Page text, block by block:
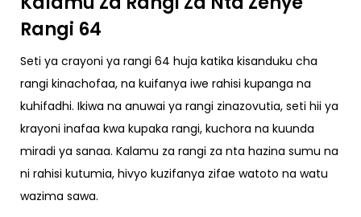
Rangi 64
Seti ya crayoni ya rangi 64 huja katika kisanduku cha
rangi kinachofaa, na kuifanya iwe rahisi kupanga na
kuhifadhi. Ikiwa na anuwai ya rangi zinazovutia, seti hii ya
krayoni inafaa kwa kupaka rangi, kuchora na kuunda
miradi ya sanaa. Kalamu za rangi za nta hazina sumu na
ni rahisi kutumia, hivyo kuzifanya zifae watoto na watu
wazima sawa.